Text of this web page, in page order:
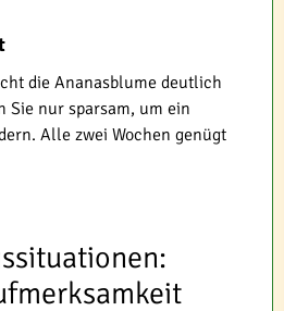
die Ananasblume deutlich
Sie nur sparsam, um ein
Alle zwei Wochen genügt